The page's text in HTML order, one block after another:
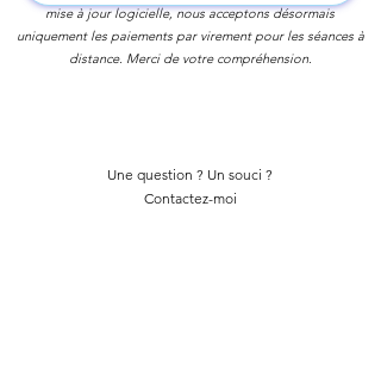
mise à jour logicielle, nous acceptons désormais
uniquement les paiements par virement pour les séances à
distance. Merci de votre compréhension.
Une question ? Un souci ?
Contactez-moi